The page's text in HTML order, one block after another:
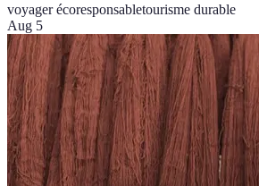
voyager écoresponsabletourisme durable
Aug 5